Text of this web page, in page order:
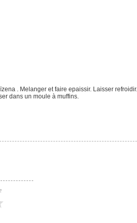
. Melanger et faire epaissir. Laisser refroidir.
dans un moule à muffins.